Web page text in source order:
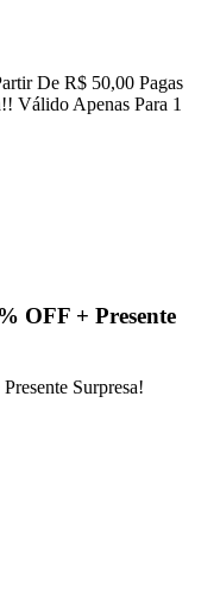
De R$ 50,00 Pagas
Válido Apenas Para 1
OFF + Presente
Surpresa!